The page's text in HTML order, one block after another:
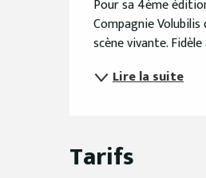
Pour sa 4ème
Compagnie
scène vivante.
Lire la suite
Tarifs